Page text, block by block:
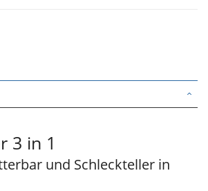
3 in 1
und Schleckteller in